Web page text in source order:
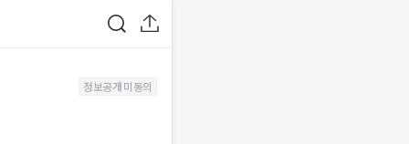
정보공개 미동의